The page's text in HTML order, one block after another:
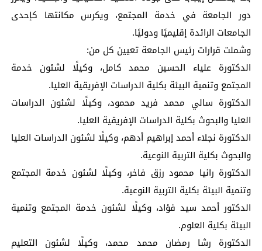
دور الجامعة في خدمة المجتمع، ويكرس مكانتها كإحدى
الجامعات الرائدة إقليميًا ودوليًا.
وشملت قرارات رئيس الجامعة تعيين كل من:
الدكتورة علياء الحسين محمد كامل، وكيلًا لشئون خدمة
المجتمع وتنمية البيئة بكلية الدراسات الإفريقية العليا.
الدكتورة سالي محمد فريد محمود، وكيلًا لشئون الدراسات
العليا والبحوث بكلية الدراسات الإفريقية العليا.
الدكتورة نجلاء أحمد إبراهيم أدهم، وكيلًا لشئون الدراسات العليا
والبحوث بكلية التربية النوعية.
الدكتورة رانيا محمود رزق فاخر، وكيلًا لشئون خدمة المجتمع
وتنمية البيئة بكلية التربية النوعية.
الدكتور أحمد سيد فؤاد، وكيلًا لشئون خدمة المجتمع وتنمية
البيئة بكلية العلوم.
الدكتورة رشا رمضان محمد محمد، وكيلًا لشئون التعليم